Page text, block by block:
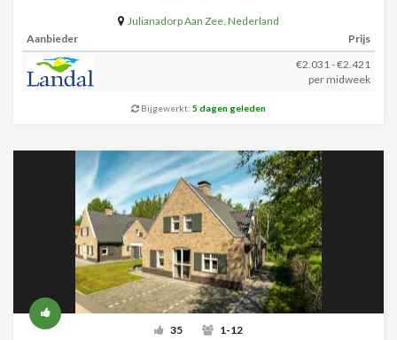
Julianadorp Aan Zee, Nederland
Aanbieder
Prijs
€2.031 - €2.421
per midweek
Bijgewerkt: 5 dagen geleden
35 1-12